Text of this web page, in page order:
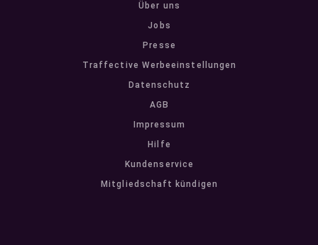
Über uns
Jobs
Presse
Traffective Werbeeinstellungen
Datenschutz
AGB
Impressum
Hilfe
Kundenservice
Mitgliedschaft kündigen